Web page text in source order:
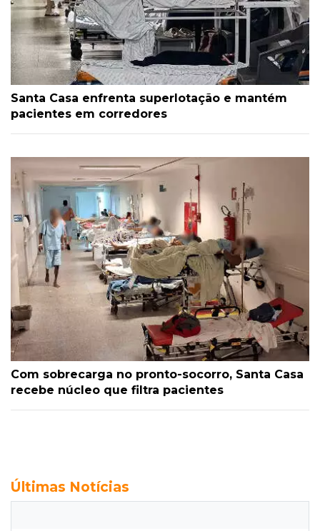
Santa Casa enfrenta superlotação e mantém
pacientes em corredores
Com sobrecarga no pronto-socorro, Santa Casa
recebe núcleo que filtra pacientes
Últimas Notícias